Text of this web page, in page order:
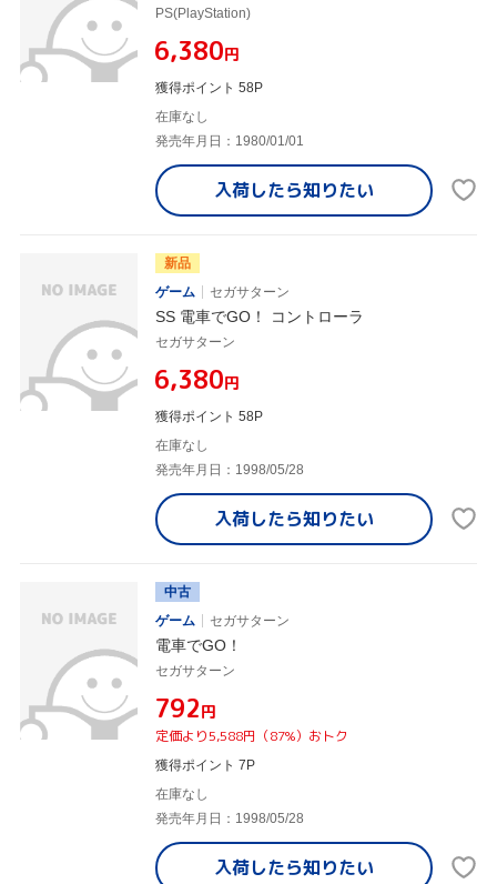
PS(PlayStation)
¥6,380円
獲得ポイント 58P
在庫なし
発売年月日：1980/01/01
入荷したら知りたい
新品
ゲーム
セガサターン
SS 電車でGO！ コントローラ
セガサターン
¥6,380円
獲得ポイント 58P
在庫なし
発売年月日：1998/05/28
入荷したら知りたい
中古
ゲーム
セガサターン
電車でGO！
セガサターン
¥792円
定価より5,588円（87%）おトク
獲得ポイント 7P
在庫なし
発売年月日：1998/05/28
入荷したら知りたい